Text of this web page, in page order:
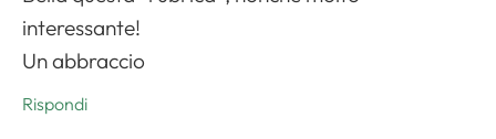
interessante!
Un abbraccio
Rispondi